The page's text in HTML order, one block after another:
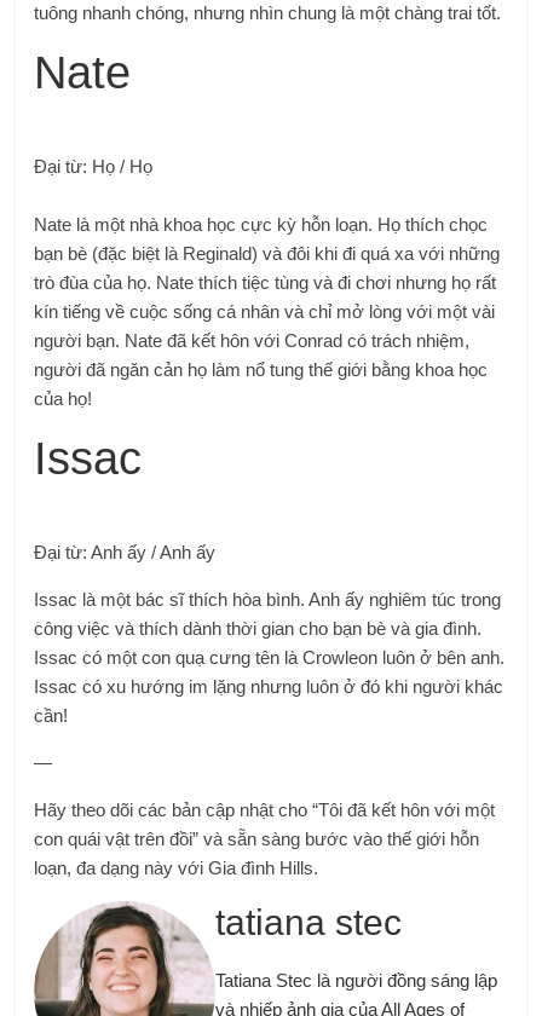
tuông nhanh chóng, nhưng nhìn chung là một chàng trai tốt.
Nate
Đại từ: Họ / Họ
​Nate là một nhà khoa học cực kỳ hỗn loạn. Họ thích chọc
bạn bè (đặc biệt là Reginald) và đôi khi đi quá xa với những
trò đùa của họ. Nate thích tiệc tùng và đi chơi nhưng họ rất
kín tiếng về cuộc sống cá nhân và chỉ mở lòng với một vài
người bạn. Nate đã kết hôn với Conrad có trách nhiệm,
người đã ngăn cản họ làm nổ tung thế giới bằng khoa học
của họ!
Issac
Đại từ: Anh ấy / Anh ấy
Issac là một bác sĩ thích hòa bình. Anh ấy nghiêm túc trong
công việc và thích dành thời gian cho bạn bè và gia đình.
Issac có một con quạ cưng tên là Crowleon luôn ở bên anh.
Issac có xu hướng im lặng nhưng luôn ở đó khi người khác
cần!
—
Hãy theo dõi các bản cập nhật cho “Tôi đã kết hôn với một
con quái vật trên đồi” và sẵn sàng bước vào thế giới hỗn
loạn, đa dạng này với Gia đình Hills.
tatiana stec
Tatiana Stec là người đồng sáng lập
và nhiếp ảnh gia của All Ages of